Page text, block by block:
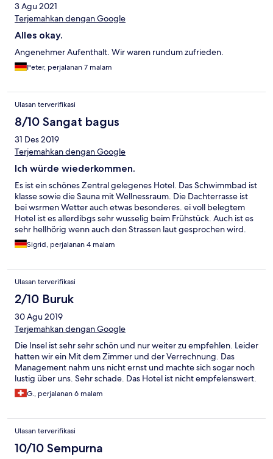
3 Agu 2021
Terjemahkan dengan Google
Alles okay.
Angenehmer Aufenthalt. Wir waren rundum zufrieden.
Peter, perjalanan 7 malam
Ulasan terverifikasi
8/10 Sangat bagus
31 Des 2019
Terjemahkan dengan Google
Ich würde wiederkommen.
Es ist ein schönes Zentral gelegenes Hotel. Das Schwimmbad ist
klasse sowie die Sauna mit Wellnessraum. Die Dachterrasse ist
bei wsrmen Wetter auch etwas besonderes. ei voll belegtem
Hotel ist es allerdibgs sehr wusselig beim Frühstück. Auch ist es
sehr hellhörig wenn auch den Strassen laut gesprochen wird.
Sigrid, perjalanan 4 malam
Ulasan terverifikasi
2/10 Buruk
30 Agu 2019
Terjemahkan dengan Google
Die Insel ist sehr sehr schön und nur weiter zu empfehlen. Leider
hatten wir ein Mit dem Zimmer und der Verrechnung. Das
Management nahm uns nicht ernst und machte sich sogar noch
lustig über uns. Sehr schade. Das Hotel ist nicht empfelenswert.
G., perjalanan 6 malam
Ulasan terverifikasi
10/10 Sempurna